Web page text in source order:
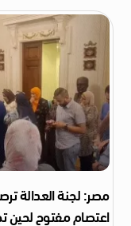
مصر: لجنة العدالة
اعتصام مفتوح لحين